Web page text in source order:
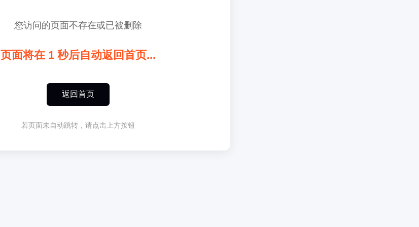
您访问的页面不存在或已被删除
页面将在 1 秒后自动返回首页...
返回首页
若页面未自动跳转，请点击上方按钮